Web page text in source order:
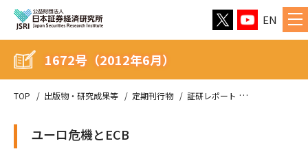
EN
TOP 出版物・研究成果等 定期刊行物 証研レポート
1672号（2012年6月）
ユーロ危機とECB